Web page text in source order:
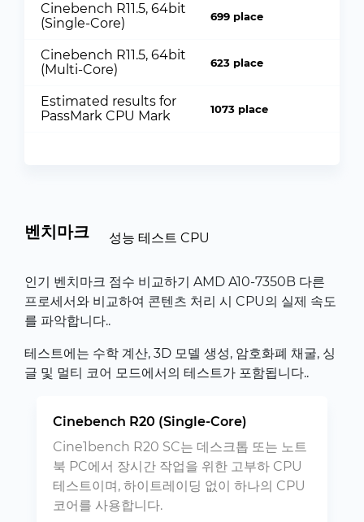
Cinebench R11.5, 64bit
(Single-Core)
699 place
Cinebench R11.5, 64bit
(Multi-Core)
623 place
Estimated results for
PassMark CPU Mark
1073 place
벤치마크 성능 테스트 CPU
인기 벤치마크 점수 비교하기 AMD A10-7350B 다른
프로세서와 비교하여 콘텐츠 처리 시 CPU의 실제 속도
를 파악합니다..
테스트에는 수학 계산, 3D 모델 생성, 암호화폐 채굴, 싱
글 및 멀티 코어 모드에서의 테스트가 포함됩니다..
Cinebench R20 (Single-Core)
Cine1bench R20 SC는 데스크톱 또는 노트
북 PC에서 장시간 작업을 위한 고부하 CPU
테스트이며, 하이트레이딩 없이 하나의 CPU
코어를 사용합니다.